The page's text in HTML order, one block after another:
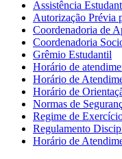
Assistência
Autorização Prévia
Coordenadoria de
Coordenadoria
Grêmio Estudantil
Horário de
Horário de
Horário de
Normas de
Regime de
Regulamento
Horário de